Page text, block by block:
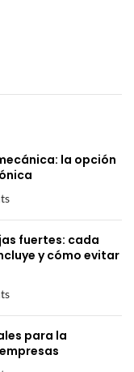
la opción
fuertes: cada
y cómo evitar
para la